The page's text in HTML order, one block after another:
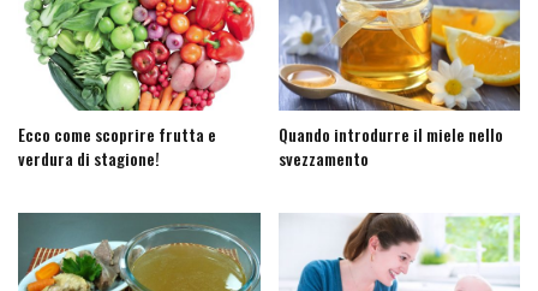
Ecco come scoprire frutta e
verdura di stagione!
Quando introdurre il miele nello
svezzamento